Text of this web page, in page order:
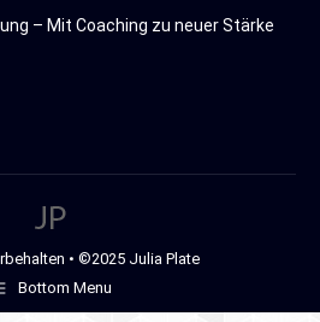
– Mit Coaching zu neuer Stärke
• ©2025 Julia Plate
Bottom Menu